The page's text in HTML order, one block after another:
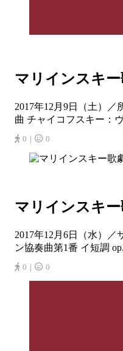
マリインスキー
2017年12月9日（土）
曲 チャイコフスキー：
0｜ 0
マリインスキー
2017年12月6日（水）
ン協奏曲第1番 イ短調
0｜ 0